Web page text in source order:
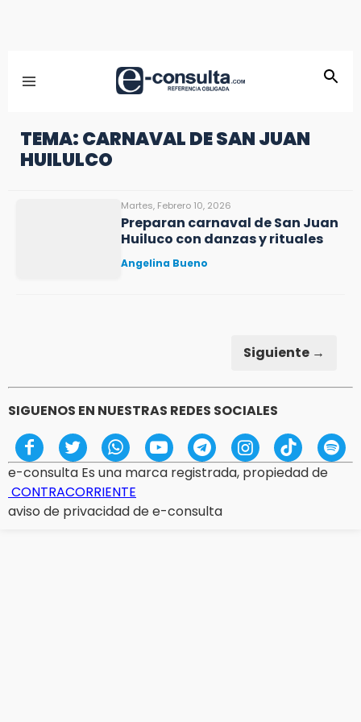
TEMA: CARNAVAL DE SAN JUAN
HUILULCO
Martes, Febrero 10, 2026
Preparan carnaval de San Juan
Huiluco con danzas y rituales
Angelina Bueno
Siguiente →
SIGUENOS EN NUESTRAS REDES SOCIALES
e-consulta Es una marca registrada, propiedad de
CONTRACORRIENTE
aviso de privacidad de e-consulta